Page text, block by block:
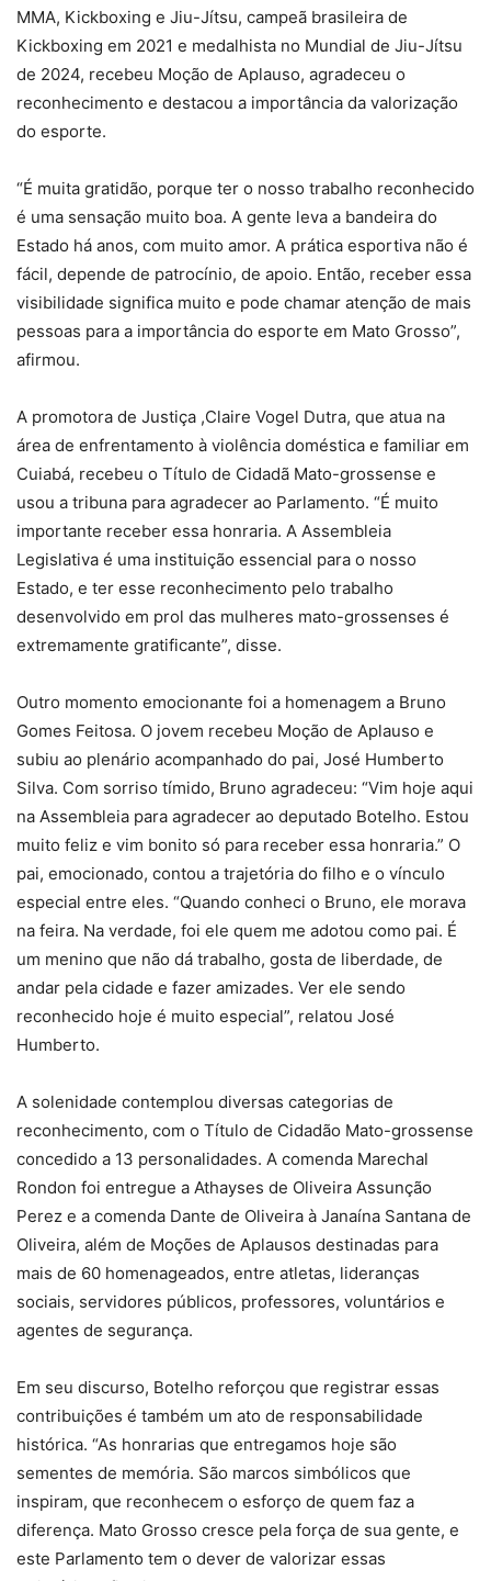
MMA, Kickboxing e Jiu-Jítsu, campeã brasileira de
Kickboxing em 2021 e medalhista no Mundial de Jiu-Jítsu
de 2024, recebeu Moção de Aplauso, agradeceu o
reconhecimento e destacou a importância da valorização
do esporte.
“É muita gratidão, porque ter o nosso trabalho reconhecido
é uma sensação muito boa. A gente leva a bandeira do
Estado há anos, com muito amor. A prática esportiva não é
fácil, depende de patrocínio, de apoio. Então, receber essa
visibilidade significa muito e pode chamar atenção de mais
pessoas para a importância do esporte em Mato Grosso”,
afirmou.
A promotora de Justiça ,Claire Vogel Dutra, que atua na
área de enfrentamento à violência doméstica e familiar em
Cuiabá, recebeu o Título de Cidadã Mato-grossense e
usou a tribuna para agradecer ao Parlamento. “É muito
importante receber essa honraria. A Assembleia
Legislativa é uma instituição essencial para o nosso
Estado, e ter esse reconhecimento pelo trabalho
desenvolvido em prol das mulheres mato-grossenses é
extremamente gratificante”, disse.
Outro momento emocionante foi a homenagem a Bruno
Gomes Feitosa. O jovem recebeu Moção de Aplauso e
subiu ao plenário acompanhado do pai, José Humberto
Silva. Com sorriso tímido, Bruno agradeceu: “Vim hoje aqui
na Assembleia para agradecer ao deputado Botelho. Estou
muito feliz e vim bonito só para receber essa honraria.” O
pai, emocionado, contou a trajetória do filho e o vínculo
especial entre eles. “Quando conheci o Bruno, ele morava
na feira. Na verdade, foi ele quem me adotou como pai. É
um menino que não dá trabalho, gosta de liberdade, de
andar pela cidade e fazer amizades. Ver ele sendo
reconhecido hoje é muito especial”, relatou José
Humberto.
A solenidade contemplou diversas categorias de
reconhecimento, com o Título de Cidadão Mato-grossense
concedido a 13 personalidades. A comenda Marechal
Rondon foi entregue a Athayses de Oliveira Assunção
Perez e a comenda Dante de Oliveira à Janaína Santana de
Oliveira, além de Moções de Aplausos destinadas para
mais de 60 homenageados, entre atletas, lideranças
sociais, servidores públicos, professores, voluntários e
agentes de segurança.
Em seu discurso, Botelho reforçou que registrar essas
contribuições é também um ato de responsabilidade
histórica. “As honrarias que entregamos hoje são
sementes de memória. São marcos simbólicos que
inspiram, que reconhecem o esforço de quem faz a
diferença. Mato Grosso cresce pela força de sua gente, e
este Parlamento tem o dever de valorizar essas